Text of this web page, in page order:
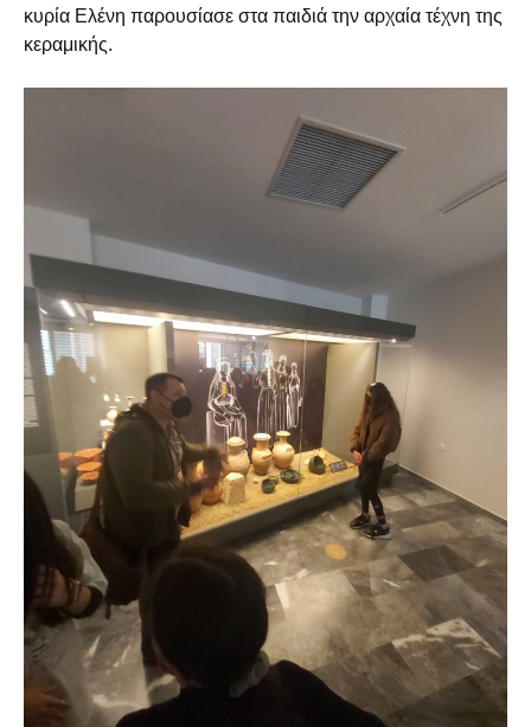
κυρία Ελένη παρουσίασε στα παιδιά την αρχαία τέχνη της
κεραμικής.